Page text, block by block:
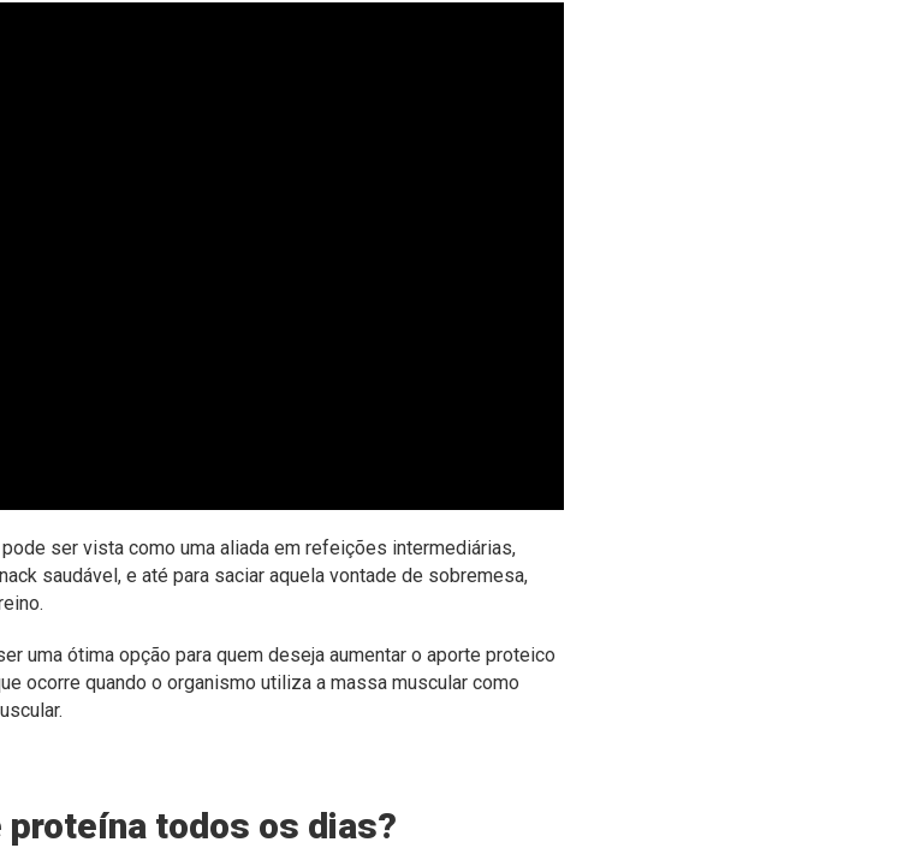
ser vista como uma aliada em refeições intermediárias,
saudável, e até para saciar aquela vontade de sobremesa,
uma ótima opção para quem deseja aumentar o aporte proteico
ocorre quando o organismo utiliza a massa muscular como
proteína todos os dias?